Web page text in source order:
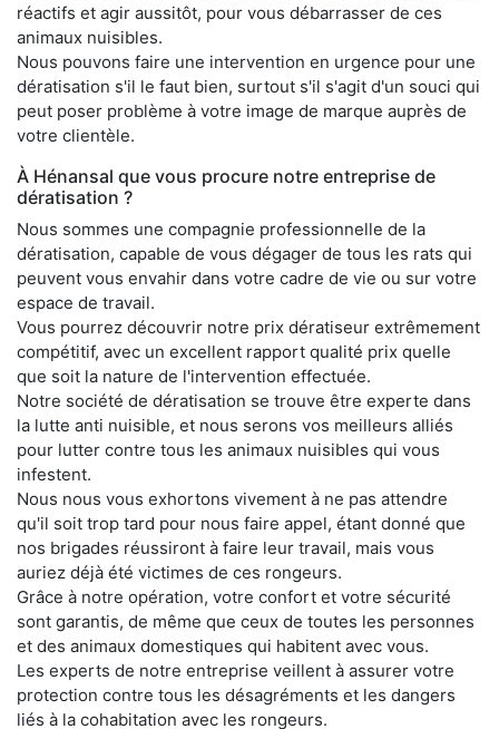
réactifs et agir aussitôt, pour vous débarrasser de ces
animaux nuisibles.
Nous pouvons faire une intervention en urgence pour une
dératisation s'il le faut bien, surtout s'il s'agit d'un souci qui
peut poser problème à votre image de marque auprès de
votre clientèle.
À Hénansal que vous procure notre entreprise de
dératisation ?
Nous sommes une compagnie professionnelle de la
dératisation, capable de vous dégager de tous les rats qui
peuvent vous envahir dans votre cadre de vie ou sur votre
espace de travail.
Vous pourrez découvrir notre prix dératiseur extrêmement
compétitif, avec un excellent rapport qualité prix quelle
que soit la nature de l'intervention effectuée.
Notre société de dératisation se trouve être experte dans
la lutte anti nuisible, et nous serons vos meilleurs alliés
pour lutter contre tous les animaux nuisibles qui vous
infestent.
Nous nous vous exhortons vivement à ne pas attendre
qu'il soit trop tard pour nous faire appel, étant donné que
nos brigades réussiront à faire leur travail, mais vous
auriez déjà été victimes de ces rongeurs.
Grâce à notre opération, votre confort et votre sécurité
sont garantis, de même que ceux de toutes les personnes
et des animaux domestiques qui habitent avec vous.
Les experts de notre entreprise veillent à assurer votre
protection contre tous les désagréments et les dangers
liés à la cohabitation avec les rongeurs.